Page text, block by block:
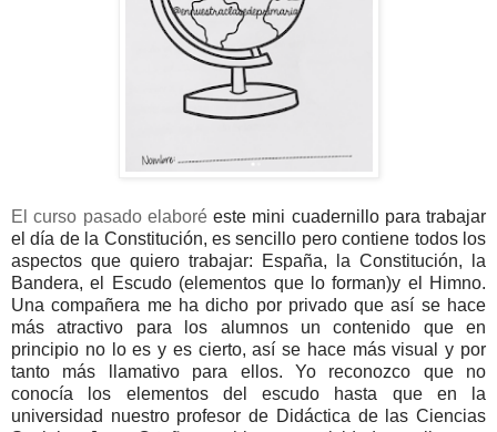
El curso pasado elaboré este mini cuadernillo para trabajar
el día de la Constitución, es sencillo pero contiene todos los
aspectos que quiero trabajar: España, la Constitución, la
Bandera, el Escudo (elementos que lo forman)y el Himno.
Una compañera me ha dicho por privado que así se hace
más atractivo para los alumnos un contenido que en
principio no lo es y es cierto, así se hace más visual y por
tanto más llamativo para ellos. Yo reconozco que no
conocía los elementos del escudo hasta que en la
universidad nuestro profesor de Didáctica de las Ciencias